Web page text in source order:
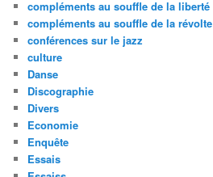
compléments au souffle de la liberté
compléments au souffle de la révolte
conférences sur le jazz
culture
Danse
Discographie
Divers
Economie
Enquête
Essais